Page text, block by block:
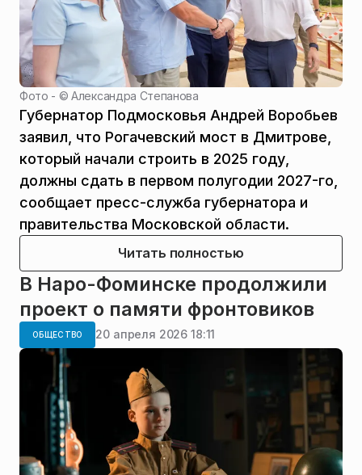
Фото - ©Александра Степанова
Губернатор Подмосковья Андрей Воробьев
заявил, что Рогачевский мост в Дмитрове,
который начали строить в 2025 году,
должны сдать в первом полугодии 2027-го,
сообщает пресс-служба губернатора и
правительства Московской области.
Читать полностью
В Наро-Фоминске продолжили
проект о памяти фронтовиков
ОБЩЕСТВО 20 апреля 2026 18:11